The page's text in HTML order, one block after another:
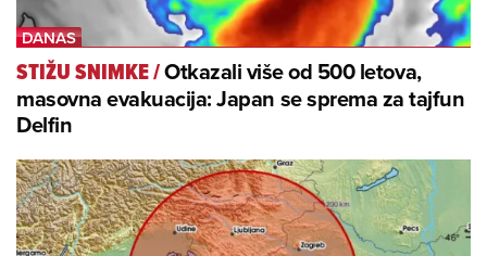
STIŽU SNIMKE/Otkazali više od 500 letova,
masovna evakuacija: Japan se sprema za tajfun
Delfin